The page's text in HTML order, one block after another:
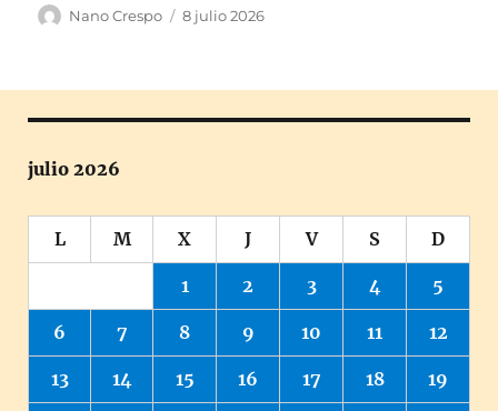
Autor
Nano Crespo
Publicado
8 julio 2026
julio 2026
L M X J V S D
1 2 3 4 5
6 7 8 9 10 11 12
13 14 15 16 17 18 19